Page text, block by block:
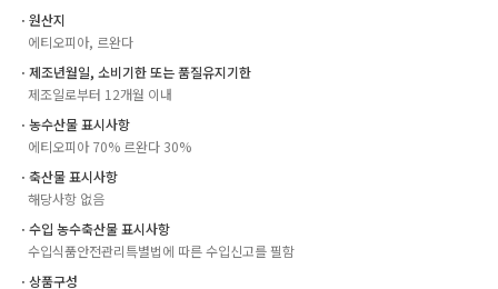
ㆍ원산지
에티오피아, 르완다
ㆍ제조년월일, 소비기한 또는 품질유지기한
제조일로부터 12개월 이내
ㆍ농수산물 표시사항
에티오피아 70% 르완다 30%
ㆍ축산물 표시사항
해당사항 없음
ㆍ수입 농수축산물 표시사항
수입식품안전관리특별법에 따른 수입신고를 필함
ㆍ상품구성